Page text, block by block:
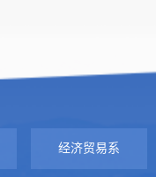
经济贸易系